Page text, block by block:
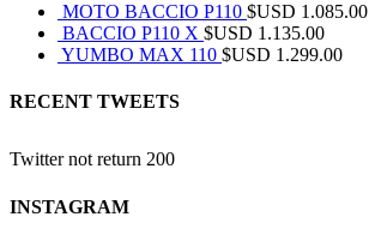
MOTO BACCIO P110 $USD 1.085.00
BACCIO P110 X $USD 1.135.00
YUMBO MAX 110 $USD 1.299.00
RECENT TWEETS
Twitter not return 200
INSTAGRAM